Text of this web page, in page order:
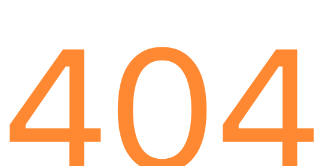
404